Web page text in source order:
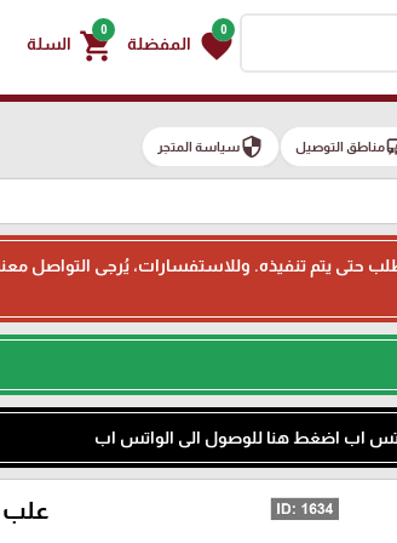
0
favorite المفضلة
0
shopping_cart السلة
مناطق التوصيل securityسياسة المتجر
حتى يتم تنفيذه. وللاستفسارات، يُرجى التواصل
اب اضغط هنا للوصول الى الواتس اب
علب